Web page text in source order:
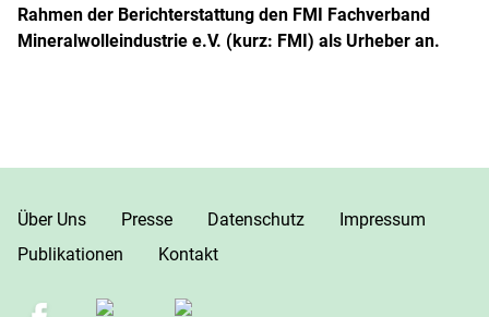
Rahmen der Berichterstattung den FMI Fachverband
Mineralwolleindustrie e.V. (kurz: FMI) als Urheber an.
Über Uns Presse Datenschutz
Impressum
Publikationen
Kontakt